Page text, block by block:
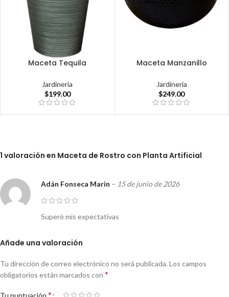
Maceta Tequila
Jardineria
$199.00
Maceta Manzanillo
Jardineria
$249.00
1 valoración en Maceta de Rostro con Planta Artificial
Adán Fonseca Marin – 15 de junio de 2026
Superó mis expectativas
Añade una valoración
Tu dirección de correo electrónico no será publicada. Los campos
obligatorios están marcados con *
Tu puntuación *